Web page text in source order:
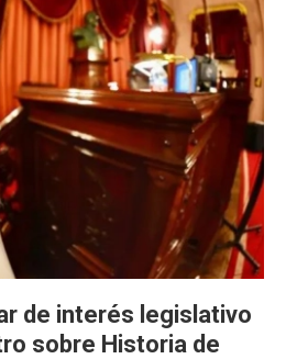
de interés legislativo
sobre Historia de